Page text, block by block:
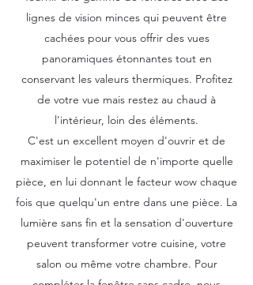
lignes de vision minces qui peuvent être
cachées pour vous offrir des vues
panoramiques étonnantes tout en
conservant les valeurs thermiques. Profitez
de votre vue mais restez au chaud à
l'intérieur, loin des éléments.
C'est un excellent moyen d'ouvrir et de
maximiser le potentiel de n'importe quelle
pièce, en lui donnant le facteur wow chaque
fois que quelqu'un entre dans une pièce. La
lumière sans fin et la sensation d'ouverture
peuvent transformer votre cuisine, votre
salon ou même votre chambre. Pour